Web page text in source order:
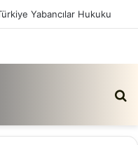
Yabancılar Hukuku